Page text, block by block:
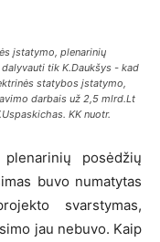
įstatymo, plenarinių
tik K.Daukšys - kad
statybos įstatymo,
darbais už 2,5 mlrd.Lt
KK nuotr.
posėdžių
buvo numatytas
svarstymas,
jau nebuvo. Kaip